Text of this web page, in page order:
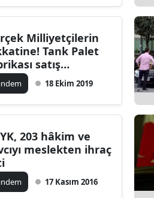
Milliyetçilerin
Tank Palet
satış
18 Ekim 2019
203 hâkim ve
meslekten ihraç
17 Kasım 2016